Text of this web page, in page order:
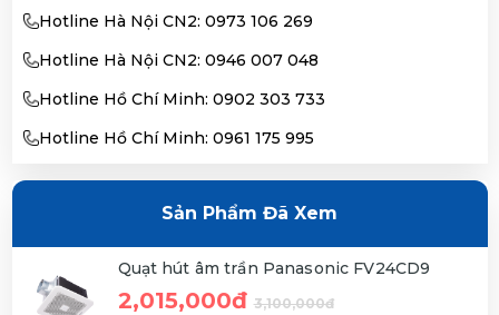
Hotline Hà Nội CN2: 0973 106 269
Hotline Hà Nội CN2: 0946 007 048
Hotline Hồ Chí Minh: 0902 303 733
Hotline Hồ Chí Minh: 0961 175 995
Sản Phẩm Đã Xem
Quạt hút âm trần Panasonic FV24CD9
2,015,000đ 3,100,000đ